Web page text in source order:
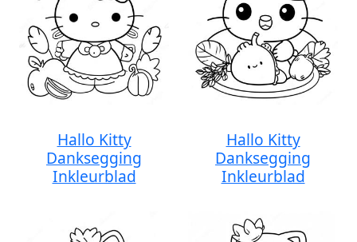
Hallo Kitty
Danksegging
Inkleurblad
Hallo Kitty
Danksegging
Inkleurblad